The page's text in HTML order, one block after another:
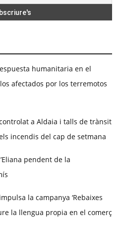
humanitaria en el
afectados por los terremotos
a Aldaia i talls de trànsit
incendis del cap de setmana
pendent de la
la campanya ‘Rebaixes
la llengua propia en el comerç